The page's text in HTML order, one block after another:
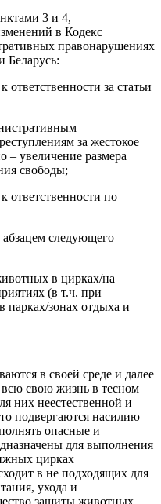
3 и 4,
в Кодекс
правонарушениях
Беларусь:
за статьи
за жестокое
увеличение размера
свободы;
ответственности по
абзацем следующего
в цирках/на
(в т.ч. при
парках/зонах отдыха и
в своей среде и далее
всю свою жизнь в тесном
них неестественной и
подвергаются насилию –
опасные и
для выполнения
цирках
в не подходящих для
ухода и
защиты животных